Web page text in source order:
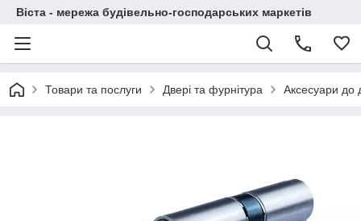
Віста - мережа будівельно-господарських маркетів
Товари та послуги Двері та фурнітура Аксесуари до